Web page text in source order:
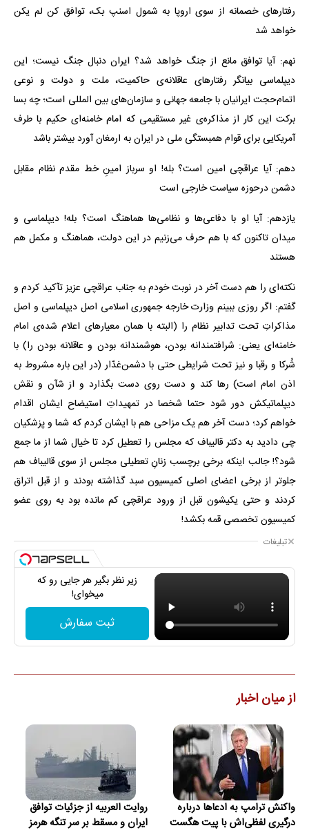
رفتارهای خصمانه از سوی اروپا به شمول اسنپ بک، توافق کن لم یکن
خواهد شد
نهم: آیا توافق مانع از جنگ خواهد شد؟ ایران دنبال جنگ نیست؛ این
دیپلماسی بیانگر رفتار‌های عاقلانه‌ی حاکمیت، ملت و دولت و نوعی
اتمام‌حجت ایرانیان با جامعه جهانی و سازمان‌های بین المللی است؛ چه بسا
برکت این کار از مذاکره‌ی غیر مستقیمی که امام خامنه‌ای حکیم با طرف
آمریکایی برای قوام همبستگی ملی در ایران به ارمغان آورد بیشتر باشد
دهم: آیا عراقچی امین است؟ بله! او سرباز امینِ خط مقدم نظام مقابل
دشمن درحوزه سیاست خارجی است
یازدهم: آیا او با دفاعی‌ها و نظامی‌ها هماهنگ است؟ بله! دیپلماسی و
میدان تاکنون که با هم حرف می‌زنیم در این دولت، هماهنگ و مکمل هم
هستند
نکته‌ای را هم دست آخر در نوبت خودم به جناب عراقچی عزیز تآکید کردم و
گفتم: اگر روزی ببینم وزارت خارجه جمهوری اسلامی اصل دیپلماسی و اصل
مذاکراتِ تحت تدابیر نظام را (البته با همان معیارهای اعلام شده‌ی امام
خامنه‌ای یعنی: شرافتمندانه بودن، هوشمندانه بودن و عاقلانه بودن را) با
شُرکا و رقبا و نیز تحت شرایطی حتی با دشمن‌غدّار (در این باره مشروط به
اذن امام است) رها کند و دست روی دست بگذارد و از شآن و نقش
دیپلماتیکش دور شود حتما شخصا در تمهیداتِ استیضاح ایشان اقدام
خواهم کرد؛ دست آخر هم یک مزاحی هم با ایشان کردم که شما و پزشکیان
چی دادید به دکتر قالیباف که مجلس را تعطیل کرد تا خیال شما از ما جمع
شود؟! جالب اینکه برخی برچسب زنانِ تعطیلی مجلس از سوی قالیباف هم
جلوتر از برخی اعضای اصلی کمیسیون سبد گذاشته بودند و از قبل اتراق
کردند و حتی یکیشون قبل از ورود عراقچی کم مانده بود به روی عضو
کمیسیون تخصصی قمه بکشد!
تبلیغات
زیر نظر بگیر هر جایی رو که
میخوای!
ثبت سفارش
از میان اخبار
واکنش ترامپ به ادعاها درباره
درگیری لفظی‌اش با پیت هگست
روایت العربیه از جزئیات توافق
ایران و مسقط بر سر تنگه هرمز